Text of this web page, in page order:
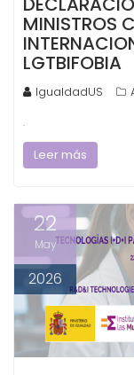
MINISTROS
LGTBIFOBIA
IgualdadUS
.
Leer más
22
May
2026